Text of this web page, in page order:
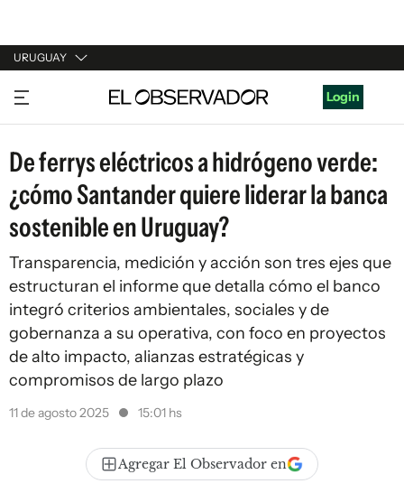
URUGUAY
URUGUAY
ARGENTINA
ESPAÑA
ESTADOS UNIDOS
Login
De ferrys eléctricos a hidrógeno verde:
¿cómo Santander quiere liderar la banca
sostenible en Uruguay?
Transparencia, medición y acción son tres ejes que
estructuran el informe que detalla cómo el banco
integró criterios ambientales, sociales y de
gobernanza a su operativa, con foco en proyectos
de alto impacto, alianzas estratégicas y
compromisos de largo plazo
11 de agosto 2025 15:01 hs
Agregar El Observador en